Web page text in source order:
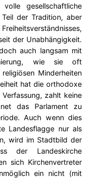
gesellschaftliche
der Tradition, aber
der Unabhängigkeit.
auch langsam mit
wie sie oft
Minderheiten
hat die orthodoxe
zahlt keine
das Parlament zu
Auch wenn dies
Landesflagge nur als
wird im Stadtbild der
der Landeskirche
sich Kirchenvertreter
ein nicht (mit